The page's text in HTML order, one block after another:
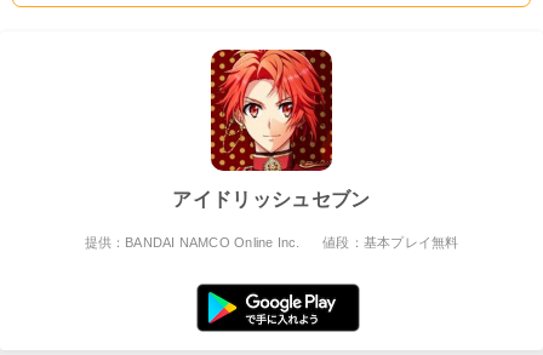
アイドリッシュセブン
提供：BANDAI NAMCO Online Inc. 値段：基本プレイ無料